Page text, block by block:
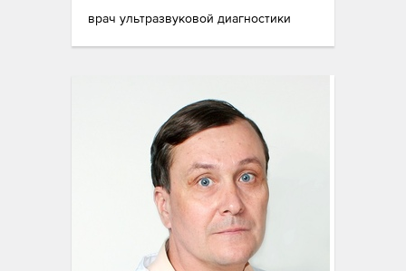
врач ультразвуковой диагностики